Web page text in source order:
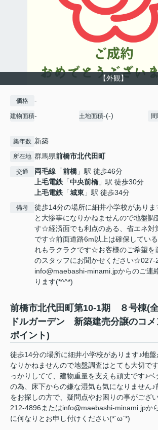
【外観】
価格 -
建物面積- 土地面積-(-) 間
築年数 新築
所在地 群馬県前橋市北代田町
交通 両毛線 「前橋 」駅 徒歩46分
上毛電鉄 「中央前橋 」駅 徒歩30分
上毛電鉄 「城東 」駅 徒歩34分
備考
徒歩14分の場所に細井小学校があり
と大惨事になりかねませんので地盤調
す☆経済面でも利点のある、省エネ対
です☆前面道路6m以上は確保してい
れもラクラクです☆お客様のご希望を
のスタッフにお聞かせください☆027-
info@maebashi-minami.jpからのご連
ります(*^^*)
前橋市北代田町第10-1期 ８号棟(
ドルガーデン 新築建売分譲のコ
ポイント)
徒歩14分の場所に細井小学校があります♪地
なりかねませんので地盤調査はとても大切で
っかりしてて、建物重量を支えも頑丈です♪
の為、床下からの嫌な湿気も気になりません♪
をお探しの方で、疑問点やお困りの事がござ
212-4896またはinfo@maebashi-minami.jpか
に何なりとお申し付けください(*´ω`*)